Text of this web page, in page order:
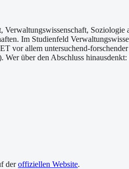
Im Studienfeld
vor allem untersuchend-
über den Abschluss
der offiziellen Website.